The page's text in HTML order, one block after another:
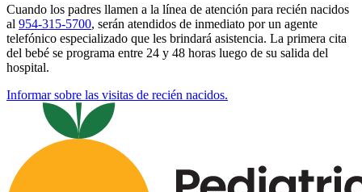
Cuando los padres llamen a la línea de atención para recién nacidos
al 954-315-5700, serán atendidos de inmediato por un agente
telefónico especializado que les brindará asistencia. La primera cita
del bebé se programa entre 24 y 48 horas luego de su salida del
hospital.
Informar sobre las visitas de recién nacidos.